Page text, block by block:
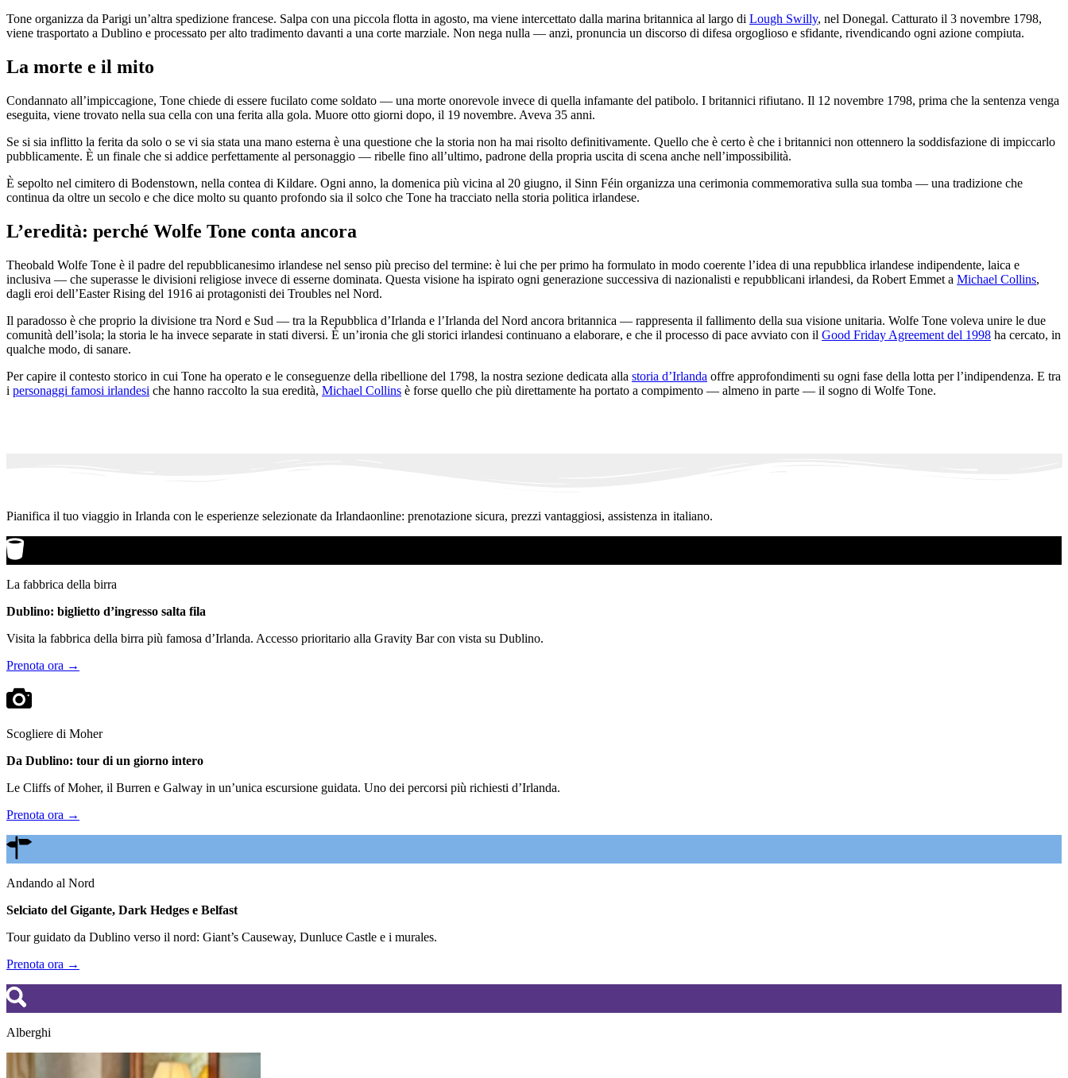
Tone organizza da Parigi un’altra spedizione francese. Salpa con una piccola flotta in agosto, ma viene intercettato dalla marina britannica al largo di Lough Swilly, nel Donegal. Catturato il 3 novembre 1798,
viene trasportato a Dublino e processato per alto tradimento davanti a una corte marziale. Non nega nulla — anzi, pronuncia un discorso di difesa orgoglioso e sfidante, rivendicando ogni azione compiuta.
La morte e il mito
Condannato all’impiccagione, Tone chiede di essere fucilato come soldato — una morte onorevole invece di quella infamante del patibolo. I britannici rifiutano. Il 12 novembre 1798, prima che la sentenza venga
eseguita, viene trovato nella sua cella con una ferita alla gola. Muore otto giorni dopo, il 19 novembre. Aveva 35 anni.
Se si sia inflitto la ferita da solo o se vi sia stata una mano esterna è una questione che la storia non ha mai risolto definitivamente. Quello che è certo è che i britannici non ottennero la soddisfazione di impiccarlo
pubblicamente. È un finale che si addice perfettamente al personaggio — ribelle fino all’ultimo, padrone della propria uscita di scena anche nell’impossibilità.
È sepolto nel cimitero di Bodenstown, nella contea di Kildare. Ogni anno, la domenica più vicina al 20 giugno, il Sinn Féin organizza una cerimonia commemorativa sulla sua tomba — una tradizione che
continua da oltre un secolo e che dice molto su quanto profondo sia il solco che Tone ha tracciato nella storia politica irlandese.
L’eredità: perché Wolfe Tone conta ancora
Theobald Wolfe Tone è il padre del repubblicanesimo irlandese nel senso più preciso del termine: è lui che per primo ha formulato in modo coerente l’idea di una repubblica irlandese indipendente, laica e
inclusiva — che superasse le divisioni religiose invece di esserne dominata. Questa visione ha ispirato ogni generazione successiva di nazionalisti e repubblicani irlandesi, da Robert Emmet a Michael Collins,
dagli eroi dell’Easter Rising del 1916 ai protagonisti dei Troubles nel Nord.
Il paradosso è che proprio la divisione tra Nord e Sud — tra la Repubblica d’Irlanda e l’Irlanda del Nord ancora britannica — rappresenta il fallimento della sua visione unitaria. Wolfe Tone voleva unire le due
comunità dell’isola; la storia le ha invece separate in stati diversi. È un’ironia che gli storici irlandesi continuano a elaborare, e che il processo di pace avviato con il Good Friday Agreement del 1998 ha cercato, in
qualche modo, di sanare.
Per capire il contesto storico in cui Tone ha operato e le conseguenze della ribellione del 1798, la nostra sezione dedicata alla storia d’Irlanda offre approfondimenti su ogni fase della lotta per l’indipendenza. E tra
i personaggi famosi irlandesi che hanno raccolto la sua eredità, Michael Collins è forse quello che più direttamente ha portato a compimento — almeno in parte — il sogno di Wolfe Tone.
Pianifica il tuo viaggio in Irlanda con le esperienze selezionate da Irlandaonline: prenotazione sicura, prezzi vantaggiosi, assistenza in italiano.
La fabbrica della birra
Dublino: biglietto d’ingresso salta fila
Visita la fabbrica della birra più famosa d’Irlanda. Accesso prioritario alla Gravity Bar con vista su Dublino.
Prenota ora →
Scogliere di Moher
Da Dublino: tour di un giorno intero
Le Cliffs of Moher, il Burren e Galway in un’unica escursione guidata. Uno dei percorsi più richiesti d’Irlanda.
Prenota ora →
Andando al Nord
Selciato del Gigante, Dark Hedges e Belfast
Tour guidato da Dublino verso il nord: Giant’s Causeway, Dunluce Castle e i murales.
Prenota ora →
Alberghi